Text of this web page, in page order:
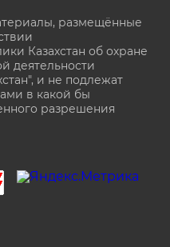
размещённые
Казахстан об охране
деятельности
и не подлежат
в какой бы
разрешения